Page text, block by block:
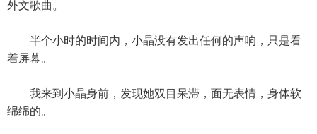
外文歌曲。
半个小时的时间内，小晶没有发出任何的声响，只是看
着屏幕。
我来到小晶身前，发现她双目呆滞，面无表情，身体软
绵绵的。